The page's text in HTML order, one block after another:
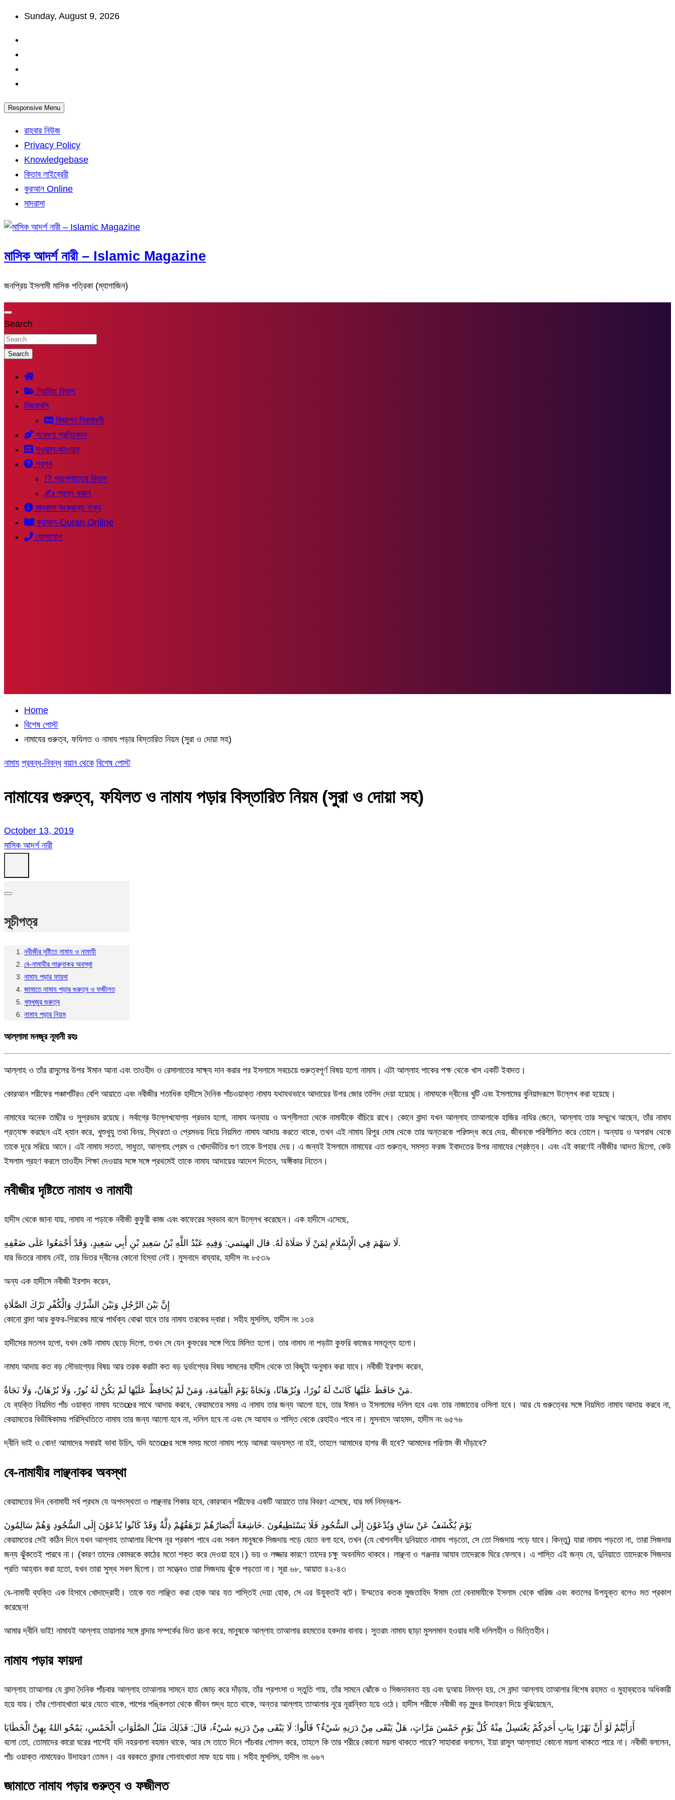
Skip
content
Sunday, August 9, 2026
Responsive Menu
রাহবার নিউজ
Privacy Policy
Knowledgebase
কিতাব লাইব্রেরী
কুরআন Online
মাদরাসা
মাসিক আদর্শ নারী – Islamic Magazine
জনপ্রিয় ইসলামী মাসিক পত্রিকা (ম্যাগাজিন)
Search
Search
নিয়মিত বিভাগ
নিয়মাবলি
বিজ্ঞাপন নিয়মাবলী
গবেষণা প্রতিবেদন
সুওয়াল-জাওয়াব
প্রশ্ন
⁉ প্রশ্নোত্তর বিভাগ
✍ প্রশ্ন করুন
মাদরাসা সংক্রান্ত তথ্য
কুরআন-Quran Online
যোগাযোগ
Home
বিশেষ পোস্ট
নামাযের গুরুত্ব, ফযিলত ও নামায পড়ার বিস্তারিত নিয়ম (সুরা ও দোয়া সহ)
নামায প্রবন্ধ-নিবন্ধ বয়ান থেকে বিশেষ পোস্ট
নামাযের গুরুত্ব, ফযিলত ও নামায পড়ার বিস্তারিত নিয়ম (সুরা ও দোয়া সহ)
October 13, 2019
মাসিক আদর্শ নারী
সূচীপত্র
নবীজীর দৃষ্টিতে নামায ও নামাযী
বে-নামাযীর লাঞ্ছনাকর অবস্থা
নামায পড়ার ফায়দা
জামাতে নামায পড়ার গুরুত্ব ও ফজীলত
খুশুখুজুর গুরুত্ব
নামায পড়ার নিয়ম
আল্লামা মনজূর নূমানী রহঃ
আল্লাহ ও তাঁর রাসুলের উপর ঈমান আনা এবং তাওহীদ ও রেসালাতের সাক্ষ্য দান করার পর ইসলামে সবচেয়ে গুরুত্বপূর্ণ বিষয় হলো নামায। এটা আল্লাহ পাকের পক্ষ থেকে খাস একটি ইবাদত।
কোরআন শরীফের পঞ্চাশটিরও বেশি আয়াতে এবং নবীজীর শতাধিক হাদীসে দৈনিক পাঁচওয়াক্ত নামায যথাযথভাবে আদায়ের উপর জোর তাগিদ দেয়া হয়েছে। নামাযকে দ্বীনের খুটি এবং ইসলামের বুনিয়াদরূপে উল্লেখ করা হয়েছে।
নামাযের অনেক তাছীর ও সুপ্রভাব রয়েছে। সর্বাগ্রে উল্লেখযোগ্য প্রভাব হলো, নামায অন্যায় ও অশ্লীলতা থেকে নামাযীকে বাঁচিয়ে রাখে। কোনে বান্দা যখন আল্লাহ তাআলাকে হাজির নাযির জেনে, আল্লাহ তার সম্মুখে আছেন, তাঁর নামায
প্রত্যক্ষ করছেন এই ধ্যান করে, খুশুখুযু তথা বিনয়, স্থিরতা ও প্রেমভয় নিয়ে নিয়মিত নামায আদায় করতে থাকে, তখন এই নামায রিপুর দোষ থেকে তার অন্তরকে পরিশুদ্ধ করে দেয়, জীবনকে পরিশীলিত করে তোলে। অন্যায় ও অপরাধ থেকে
তাকে দূরে সরিয়ে আনে। এই নামায সততা, সাধুতা, আল্লাহ প্রেম ও খোদাভীতির গুণ তাকে উপহার দেয়। এ জন্যই ইসলামে নামাযের এত গুরুত্ব, সমস্ত ফরজ ইবাদতের উপর নামাযের শ্রেষ্ঠত্ব। এবং এই কারণেই নবীজীর আদত ছিলো, কেউ
ইসলাম গ্রহণ করলে তাওহীদ শিক্ষা দেওয়ার সঙ্গে সঙ্গে প্রথমেই তাকে নামায আদায়ের আদেশ দিতেন, অঙ্গীকার নিতেন।
নবীজীর দৃষ্টিতে নামায ও নামাযী
হাদীস থেকে জানা যায়, নামায না পড়াকে নবীজী কুফুরী কাজ এবং কাফেরের স্বভাব বলে উল্লেখ করেছেন। এক হাদীসে এসেছে,
لَا سَهْمَ فِي الْإِسْلَامِ لِمَنْ لَا صَلَاةَ لَهُ. قال الهيثمي: وَفِيهِ عَبْدُ اللَّهِ بْنُ سَعِيدِ بْنِ أَبِي سَعِيدٍ، وَقَدْ أَجْمَعُوا عَلَى ضَعْفِهِ.
যার ভিতরে নামায নেই, তার ভিতর দ্বীনের কোনো হিস্যা নেই। মুসনাদে বায্যার, হাদীস নং ৮৫৩৯
অন্য এক হাদীসে নবীজী ইরশাদ করেন,
إِنَّ بَيْنَ الرَّجُلِ وَبَيْنَ الشِّرْكِ وَالْكُفْرِ تَرْكَ الصَّلَاةِ
কোনো বান্দা আর কুফর-শিরকের মাঝে পার্থক্য বোঝা যাবে তার নামায তরকের দ্বারা। সহীহ মুসলিম, হাদীস নং ১৩৪
হাদীসের মতলব হলো, যখন কেউ নামায ছেড়ে দিলো, তখন সে যেন কুফরের সঙ্গে গিয়ে মিলিত হলো। তার নামায না পড়াটা কুফরি কাজের সমতূল্য হলো।
নামায আদায় কত বড় সৌভাগ্যের বিষয় আর তরক করাটা কত বড় দুর্ভাগ্যের বিষয় সামনের হাদীস থেকে তা কিছুটা অনুমান করা যাবে। নবীজী ইরশাদ করেন,
مَنْ حَافَظَ عَلَيْهَا كَانَتْ لَهُ نُورًا، وَبُرْهَانًا، وَنَجَاةً يَوْمَ الْقِيَامَةِ، وَمَنْ لَمْ يُحَافِظْ عَلَيْهَا لَمْ يَكُنْ لَهُ نُورٌ، وَلَا بُرْهَانٌ، وَلَا نَجَاةٌ.
যে ব্যক্তি নিয়মিত পাঁচ ওয়াক্ত নামায যতেœর সাথে আদায় করবে, কেয়ামতের সময় এ নামায তার জন্য আলো হবে, তার ঈমান ও ইসলামের দলিল হবে এবং তার নাজাতের ওসিলা হবে। আর যে গুরুত্বের সঙ্গে নিয়মিত নামায আদায় করবে না,
কেয়ামতের বিভীষিকাময় পরিস্থিতিতে নামায তার জন্য আলো হবে না, দলিল হবে না এবং সে আযাব ও শাস্তি থেকে রেহাইও পাবে না। মুসনাদে আহমদ, হাদীস নং ৬৫৭৬
দ্বীনি ভাই ও বোন! আমাদের সবারই ভাবা উচিৎ, যদি যতেœর সঙ্গে সময় মতো নামায পড়ে আমরা অভ্যস্ত না হই, তাহলে আমাদের হাশর কী হবে? আমাদের পরিণাম কী দাঁড়াবে?
বে-নামাযীর লাঞ্ছনাকর অবস্থা
কেয়ামতের দিন বেনামাযী সর্ব প্রথম যে অপদস্থতা ও লাঞ্ছনার শিকার হবে, কোরআন শরীফের একটি আয়াতে তার বিবরণ এসেছে, যার মর্ম নিম্নরূপ-
يَوْمَ يُكْشَفُ عَنْ سَاقٍ وَيُدْعَوْنَ إِلَى السُّجُودِ فَلَا يَسْتَطِيعُونَ .خَاشِعَةً أَبْصَارُهُمْ تَرْهَقُهُمْ ذِلَّةٌ وَقَدْ كَانُوا يُدْعَوْنَ إِلَى السُّجُودِ وَهُمْ سَالِمُونَ
কেয়ামতের সেই কঠিন দিনে যখন আল্লাহ তাআলার বিশেষ নূর প্রকাশ পাবে এবং সকল মানুষকে সিজদায় পড়ে যেতে বলা হবে, তখন (যে খোশনসীব দুনিয়াতে নামায পড়তো, সে তো সিজদায় পড়ে যাবে। কিন্তু) যারা নামায পড়তো না, তারা সিজদার
জন্য ঝুঁকতেই পারবে না। (কারণ তাদের কোমরকে কাঠের মতো শক্ত করে দেওয়া হবে।) ভয় ও লজ্জার কারণে তাদের চক্ষু অবনমিত থাকবে। লাঞ্ছনা ও গঞ্জনার আযাব তাদেরকে ঘিরে ফেলবে। এ শাস্তি এই জন্য যে, দুনিয়াতে তাদেরকে সিজদার
প্রতি আহ্বান করা হতো, যখন তারা সুস্থ সবল ছিলো। তা সত্ত্বেও তারা সিজদায় ঝুঁকে পড়তো না। সূরা ৬৮, আয়াত ৪২-৪৩
বে-নামাযী ব্যক্তি এক হিসাবে খোদাদ্রোহী। তাকে যত লাঞ্ছিত করা হোক আর যত শাস্তিই দেয়া হোক, সে এর উযুক্তই বটে। উম্মতের কতক মুজতাহিদ ঈমাম তো বেনামাযীকে ইসলাম থেকে খারিজ এবং কতলের উপযুক্ত বলেও মত প্রকাশ
করেছেন!
আমার দ্বীনি ভাই! নামাযই আল্লাহ তায়ালার সঙ্গে বান্দার সম্পর্কের ভিত রচনা করে, মানুষকে আল্লাহ তাআলার রহমতের হকদার বানায়। সুতরাং নামায ছাড়া মুসলমান হওয়ার দাবী দলিলহীন ও ভিত্তিহীন।
নামায পড়ার ফায়দা
আল্লাহ তাআলার যে বান্দা দৈনিক পাঁচবার আল্লাহ তাআলার সামনে হাত জোড় করে দাঁড়ায়, তাঁর প্রশংসা ও স্তুতি গায়, তাঁর সামনে ঝোঁকে ও সিজদাবনত হয় এবং দুআয় নিমগ্ন হয়, সে বান্দা আল্লাহ তাআলার বিশেষ রহমত ও মুহাব্বতের অধিকারী
হয়ে যায়। তাঁর গোনাহখাতা ঝরে যেতে থাকে, পাপের পঙ্কিলতা থেকে জীবন শুদ্ধ হতে থাকে, অন্তর আল্লাহ তাআলার নূরে নূরান্বিত হয়ে ওঠে। হাদীস শরীফে নবীজী বড় সুন্দর উদাহরণ দিয়ে বুঝিয়েছেন,
أَرَأَيْتُمْ لَوْ أَنَّ نَهْرًا بِبَابِ أَحَدِكُمْ يَغْتَسِلُ مِنْهُ كُلَّ يَوْمٍ خَمْسَ مَرَّاتٍ، هَلْ يَبْقَى مِنْ دَرَنِهِ شَيْءٌ؟ قَالُوا: لَا يَبْقَى مِنْ دَرَنِهِ شَيْءٌ، قَالَ: فَذَلِكَ مَثَلُ الصَّلَوَاتِ الْخَمْسِ، يَمْحُو اللهُ بِهِنَّ الْخَطَايَا
বলো তো, তোমাদের কারো ঘরের পাশেই যদি নহরনালা বহমান থাকে, আর সে তাতে দিনে পাঁচবার গোসল করে, তাহলে কি তার শরীরে কোনো ময়লা থাকতে পারে? সাহাবারা বললেন, ইয়া রাসুল আল্লাহ! কোনো ময়লা থাকতে পারে না। নবীজী বললেন,
পাঁচ ওয়াক্ত নামাযেরও উদাহরণ তেমন। এর বরকতে বান্দার গোনাহখাতা মাফ হয়ে যায়। সহীহ মুসলিম, হাদীস নং ৬৬৭
জামাতে নামায পড়ার গুরুত্ব ও ফজীলত